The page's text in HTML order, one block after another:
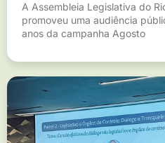
A Assembleia Legislativa do
promoveu uma audiência
anos da campanha Agosto